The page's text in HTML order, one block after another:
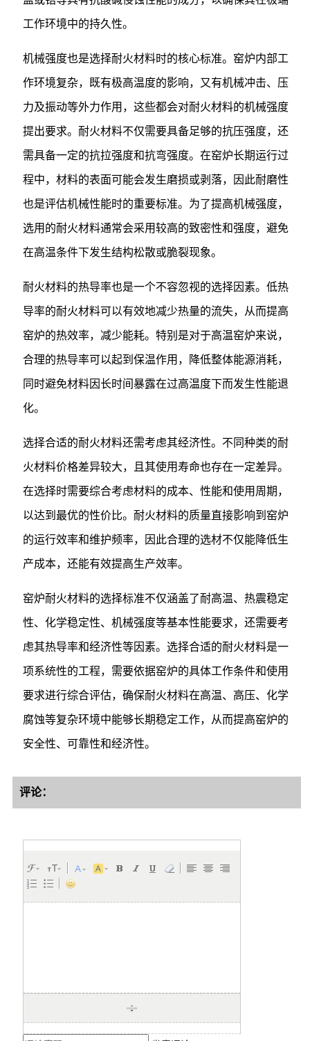
工作环境中的持久性。
机械强度也是选择耐火材料时的核心标准。窑炉内部工
作环境复杂，既有极高温度的影响，又有机械冲击、压
力及振动等外力作用，这些都会对耐火材料的机械强度
提出要求。耐火材料不仅需要具备足够的抗压强度，还
需具备一定的抗拉强度和抗弯强度。在窑炉长期运行过
程中，材料的表面可能会发生磨损或剥落，因此耐磨性
也是评估机械性能时的重要标准。为了提高机械强度，
选用的耐火材料通常会采用较高的致密性和强度，避免
在高温条件下发生结构松散或脆裂现象。
耐火材料的热导率也是一个不容忽视的选择因素。低热
导率的耐火材料可以有效地减少热量的流失，从而提高
窑炉的热效率，减少能耗。特别是对于高温窑炉来说，
合理的热导率可以起到保温作用，降低整体能源消耗，
同时避免材料因长时间暴露在过高温度下而发生性能退
化。
选择合适的耐火材料还需考虑其经济性。不同种类的耐
火材料价格差异较大，且其使用寿命也存在一定差异。
在选择时需要综合考虑材料的成本、性能和使用周期，
以达到最优的性价比。耐火材料的质量直接影响到窑炉
的运行效率和维护频率，因此合理的选材不仅能降低生
产成本，还能有效提高生产效率。
窑炉耐火材料的选择标准不仅涵盖了耐高温、热震稳定
性、化学稳定性、机械强度等基本性能要求，还需要考
虑其热导率和经济性等因素。选择合适的耐火材料是一
项系统性的工程，需要依据窑炉的具体工作条件和使用
要求进行综合评估，确保耐火材料在高温、高压、化学
腐蚀等复杂环境中能够长期稳定工作，从而提高窑炉的
安全性、可靠性和经济性。
评论：